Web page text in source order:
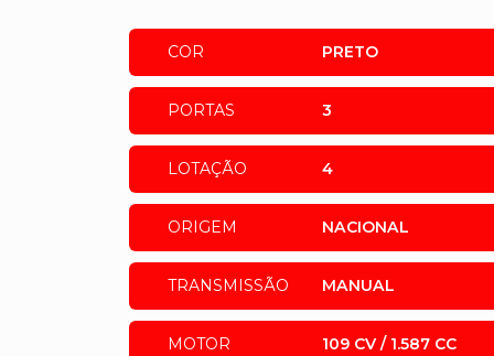
COR PRETO
PORTAS 3
LOTAÇÃO 4
ORIGEM NACIONAL
TRANSMISSÃO MANUAL
MOTOR 109 CV / 1.587 CC